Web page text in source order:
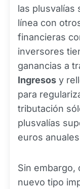
las plusvalías
línea con
financieras
inversores
ganancias a
Ingresos y
para
tributación
plusvalías
euros
Sin embargo,
nuevo tipo